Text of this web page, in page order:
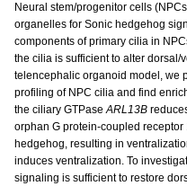
Neural stem/progenitor cells
organelles for Sonic hedgehog
components of primary cilia in
the cilia is sufficient to alter dorsal/
telencephalic organoid model, we
profiling of NPC cilia and find
the ciliary GTPaseARL13B
orphan G protein-coupled
hedgehog, resulting in
induces ventralization. To
signaling is sufficient to restore